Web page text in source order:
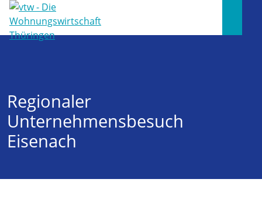
Regionaler
Unternehmensbesuch
Eisenach